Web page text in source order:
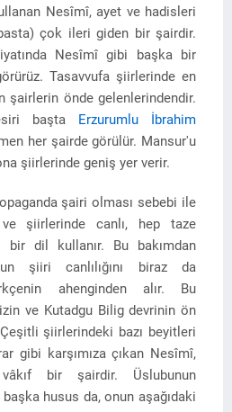
Nesîmî, ayet ve hadisleri
çok ileri giden bir şairdir.
Nesîmî gibi başka bir
Tasavvufa şiirlerinde en
şairlerin önde gelenlerindendir.
başta Erzurumlu İbrahim
her şairde görülür. Mansur'u
şiirlerinde geniş yer verir.
şairi olması sebebi ile
şiirlerinde canlı, hep taze
dil kullanır. Bu bakımdan
şiiri canlılığını biraz da
ahenginden alır. Bu
ve Kutadgu Bilig devrinin ön
şiirlerindeki bazı beyitleri
gibi karşımıza çıkan Nesîmî,
vâkıf bir şairdir. Üslubunun
başka husus da, onun aşağıdaki